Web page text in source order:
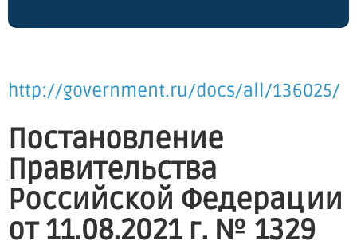
http://government.ru/docs/all/136025/
Постановление
Правительства
Российской Федерации
от 11.08.2021 г. № 1329